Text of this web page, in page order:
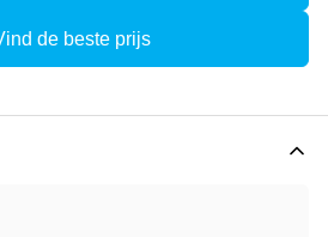
de beste prijs